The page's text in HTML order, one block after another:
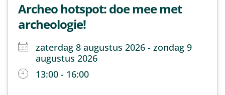
Archeo hotspot: doe mee met
archeologie!
zaterdag 8 augustus 2026 - zondag 9
augustus 2026
13:00 - 16:00